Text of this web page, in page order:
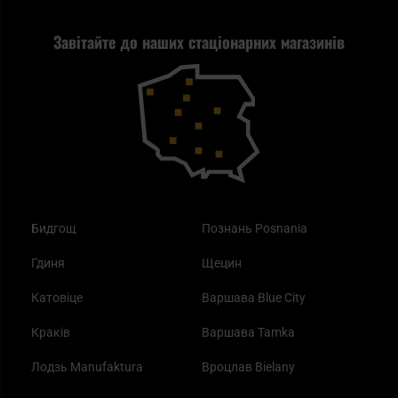
Завітайте до наших стаціонарних магазинів
Бидгощ
Гдиня
Катовіце
Краків
Лодзь Manufaktura
Познань Posnania
Щецин
Варшава Blue City
Варшава Tamka
Вроцлав Bielany
Повернення товару
Blackout - що це таке?
Як працює маска від смогу?
Найкращі спальні мішки на осінь
Самозахист